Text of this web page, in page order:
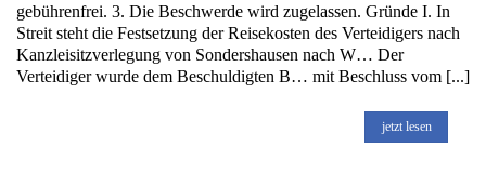
gebührenfrei. 3. Die Beschwerde wird zugelassen. Gründe I. In
Streit steht die Festsetzung der Reisekosten des Verteidigers nach
Kanzleisitzverlegung von Sondershausen nach W… Der
Verteidiger wurde dem Beschuldigten B… mit Beschluss vom [...]
jetzt lesen